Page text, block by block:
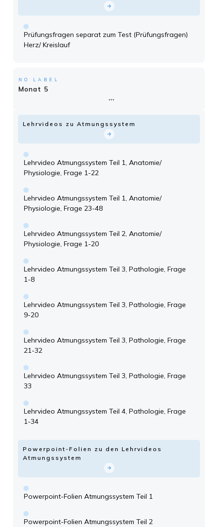
Prüfungsfragen separat zum Test (Prüfungsfragen)
Herz/ Kreislauf
NO LABEL
Monat 5
Lehrvideos zu Atmungssystem
Lehrvideo Atmungssystem Teil 1, Anatomie/
Physiologie, Frage 1-22
Lehrvideo Atmungssystem Teil 1, Anatomie/
Physiologie, Frage 23-48
Lehrvideo Atmungssystem Teil 2, Anatomie/
Physiologie, Frage 1-20
Lehrvideo Atmungssystem Teil 3, Pathologie, Frage
1-8
Lehrvideo Atmungssystem Teil 3, Pathologie, Frage
9-20
Lehrvideo Atmungssystem Teil 3, Pathologie, Frage
21-32
Lehrvideo Atmungssystem Teil 3, Pathologie, Frage
33
Lehrvideo Atmungssystem Teil 4, Pathologie, Frage
1-34
Powerpoint-Folien zu den Lehrvideos
Atmungssystem
Powerpoint-Folien Atmungssystem Teil 1
Powerpoint-Folien Atmungssystem Teil 2